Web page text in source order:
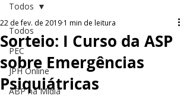
Todos
PEC
JPH Online
ABP na Mídia
Todos
Sorteio: I Curso da ASP
sobre Emergências
Psiquiátricas
22 de fev. de 2019 1 min de leitura